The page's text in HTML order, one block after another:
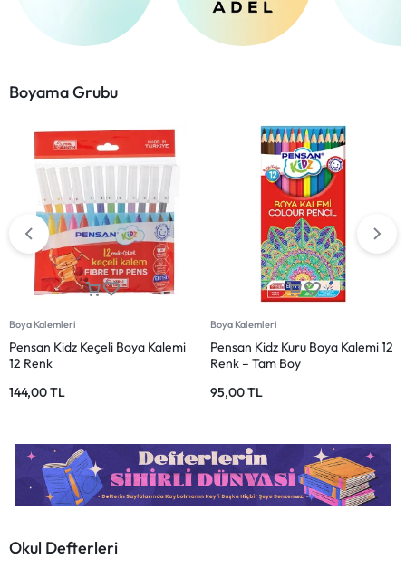
Boyama Grubu
Boya Kalemleri
Pensan Kidz Keçeli Boya Kalemi
12 Renk
144,00TL
Boya Kalemleri
Pensan Kidz Kuru Boya Kalemi 12
Renk – Tam Boy
95,00TL
Okul Defterleri